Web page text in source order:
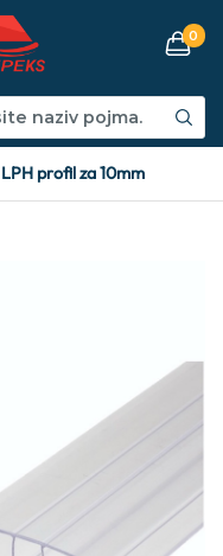
0
LPH profil za 10mm